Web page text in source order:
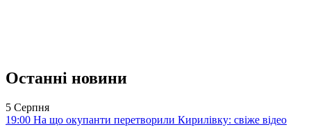
Останні новини
5 Серпня
19:00 На що окупанти перетворили Кирилівку: свіже відео